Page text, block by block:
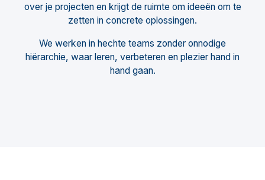
over je projecten en krijgt de ruimte om ideeën om te
zetten in concrete oplossingen.
We werken in hechte teams zonder onnodige
hiërarchie, waar leren, verbeteren en plezier hand in
hand gaan.